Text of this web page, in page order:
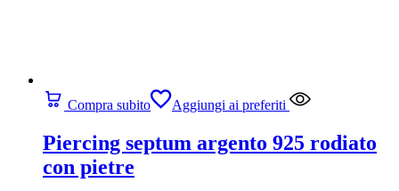
Compra subito Aggiungi ai preferiti
Piercing septum argento 925 rodiato
con pietre